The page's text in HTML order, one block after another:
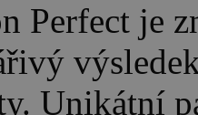
Perfect je
Unikátní